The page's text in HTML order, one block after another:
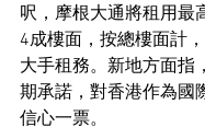
呎，摩根大通將租用最
4成樓面，按總樓面計
大手租務。新地方面指
期承諾，對香港作為國
信心一票。